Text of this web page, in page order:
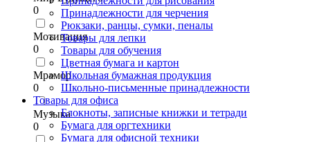
0
Мотивация
0
Мрамор
0
Музыка
0
Принадлежности для черчения
Рюкзаки, ранцы, сумки, пеналы
Товары для лепки
Товары для обучения
Цветная бумага и картон
Школьная бумажная продукция
Школьно-письменные принадлежности
Товары для офиса
Блокноты, записные книжки и тетради
Бумага для оргтехники
Бумага для офисной техники